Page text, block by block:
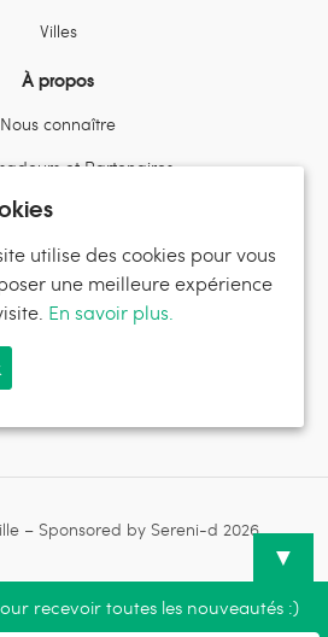
Villes
À propos
Nous connaître
et Partenaires
l’équipe
et politiques de confidentialité
Randos en Famille
– Sponsored by Sereni-d 2026
▼
recevoir toutes les nouveautés :)
utilise des cookies pour vous
une meilleure expérience
En savoir plus.